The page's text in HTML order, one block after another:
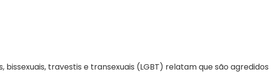
bissexuais, travestis e transexuais (LGBT) relatam que são agredidos